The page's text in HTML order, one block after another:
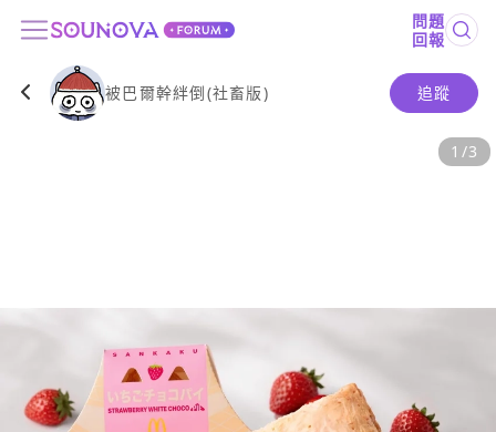
問題
回報
1 /3
被巴爾幹絆倒(社畜版) 追蹤